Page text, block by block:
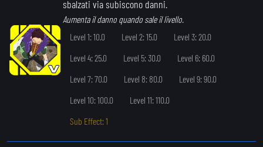
sbalzati via subiscono danni.
Aumenta il danno quando sale il livello.
Level 1: 10.0
Level 2: 15.0
Level 3: 20.0
Level 4: 25.0
Level 5: 30.0
Level 6: 60.0
Level 7: 70.0
Level 8: 80.0
Level 9: 90.0
Level 10: 100.0
Level 11: 110.0
Sub Effect: 1